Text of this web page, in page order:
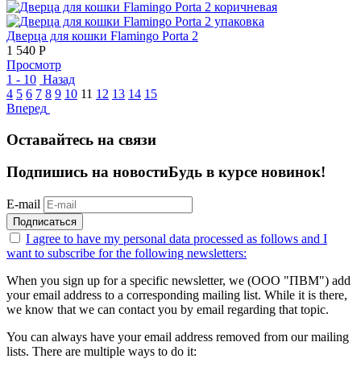
Дверца для кошки Flamingo Porta 2
1 540 Р
Просмотр
1 - 10 Назад
4 5 6 7 8 9 10 11 12 13 14 15
Вперед
Оставайтесь на связи
Подпишись на новостиБудь в курсе новинок!
E-mail
Подписаться
I agree to have my personal data processed as follows and I
want to subscribe for the following newsletters:
When you sign up for a specific newsletter, we (ООО "ПВМ") add
your email address to a corresponding mailing list. While it is there,
we know that we can contact you by email regarding that topic.
You can always have your email address removed from our mailing
lists. There are multiple ways to do it: